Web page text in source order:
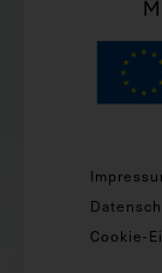
Cookie-